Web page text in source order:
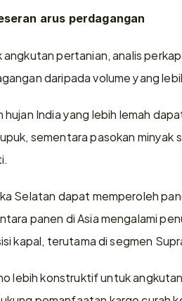
arus perdagangan
angkutan pertanian, analis
daripada volume yang
hujan India yang lebih lemah
sementara pasokan
Selatan dapat memperoleh
panen di Asia mengalami
kapal, terutama di segmen
lebih konstruktif untuk